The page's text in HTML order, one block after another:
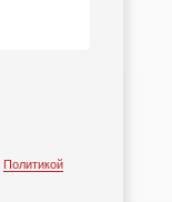
Политикой